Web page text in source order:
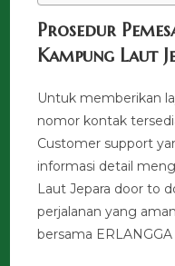
Prosedur
Kampung Laut
Untuk memberikan
nomor kontak
Customer support
informasi detail
Laut Jepara door to
perjalanan yang
bersama ERLANGGA